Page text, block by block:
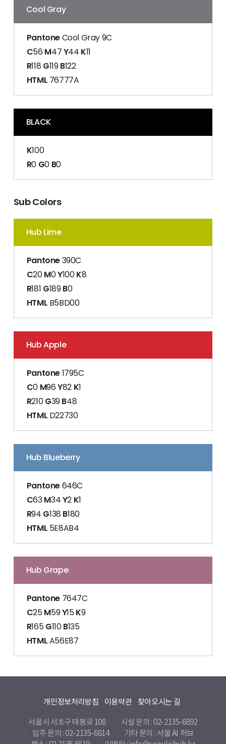
Cool Gray
PantoneCool Gray 9C
C56 M47Y44 K11
R118 G119B122
HTML 76777A
BLACK
K100
R0 G0 B0
Sub Colors
Hub Lime
Pantone390C
C20M0Y100K8
R181 G189B0
HTML B5BD00
Hub Apple
Pantone1795C
C0 M96Y82 K1
R210G39B48
HTML D22730
Hub Blueberry
Pantone646C
C63M34Y2 K1
R94 G138 B180
HTML 5E8AB4
Hub Grape
Pantone 7647C
C25M59Y15K9
R165G110B135
HTMLA56E87
개인정보처리방침 이용약관 찾아오시는 길
서울시 서초구 태봉로 108
시설 문의 : 02-2135-6892
입주 문의 : 02-2135-6814
기타 문의 :서울 AI 허브